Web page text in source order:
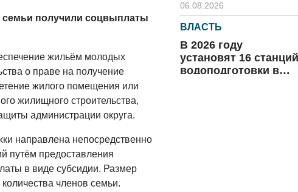
семьи получили соцвыплаты
жильём молодых
о праве на получение
жилого помещения или
жилищного строительства,
администрации округа.
направлена непосредственно
путём предоставления
в виде субсидии. Размер
членов семьи.
06.08.2026
ВЛАСТЬ
В 2026 году
установят 16 станций
водоподготовки в